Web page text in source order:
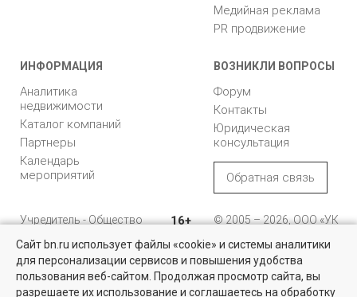
Найти квартиру - это просто!
Выбирайте среди 14 тысяч проверенных вариантов на вторичом
Медийная реклама
PR продвижение
ИНФОРМАЦИЯ
Аналитика
недвижимости
Каталог компаний
Партнеры
Календарь
мероприятий
ВОЗНИКЛИ ВОПРОСЫ
Форум
Контакты
Юридическая
консультация
Обратная связь
Учредитель - Общество
ответственностью
"Управляющая
компания "Бюллетень
недвижимости"
16+
© 2005 – 2026, ООО «УК
196105, Санкт-
Петербург, пр. Юрия
Гагарина, 1
Сайт bn.ru использует файлы «cookie» и системы аналитики
для персонализации сервисов и повышения удобства
пользования веб-сайтом. Продолжая просмотр сайта, вы
разрешаете их использование и соглашаетесь на обработку